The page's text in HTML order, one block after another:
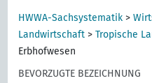
HWWA-Sachsystematik >
Landwirtschaft >Tropische
Erbhofwesen
BEVORZUGTE BEZEICHNUNG